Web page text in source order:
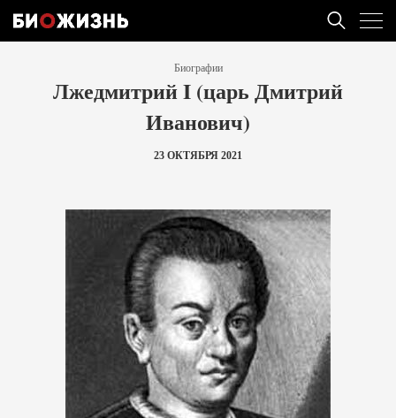
Биографии
Лжедмитрий I (царь Дмитрий
Иванович)
23 ОКТЯБРЯ 2021